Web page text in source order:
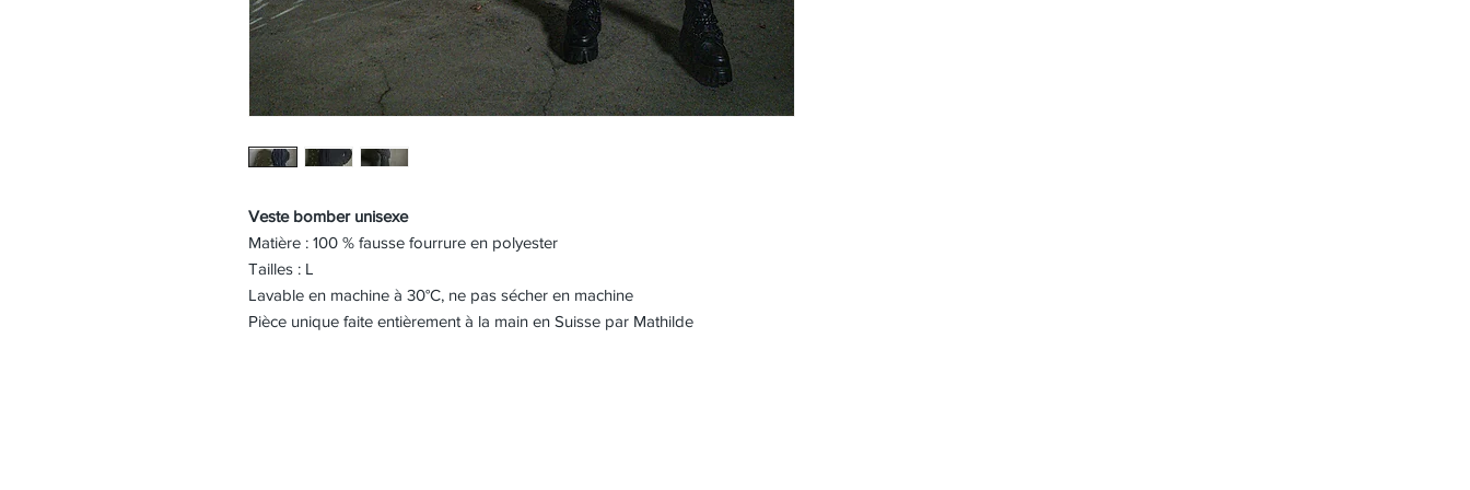
Veste bomber unisexe
Matière : 100 % fausse fourrure en polyester
Tailles : L
Lavable en machine à 30°C, ne pas sécher en machine
Pièce unique faite entièrement à la main en Suisse par Mathilde